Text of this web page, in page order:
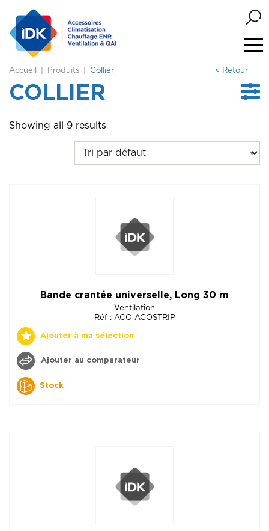
Accueil Produits Collier < Retour
COLLIER
Showing all 9 results
Bande crantée universelle, Long 30 m
Ventilation
Réf : ACO-ACOSTRIP
Ajouter à ma sélection
Ajouter au comparateur
Stock